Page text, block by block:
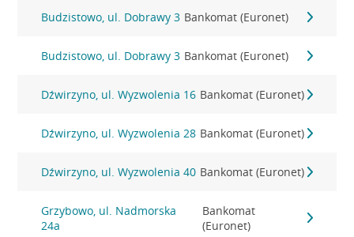
Budzistowo, ul. Dobrawy 3 Bankomat (Euronet)
Budzistowo, ul. Dobrawy 3 Bankomat (Euronet)
Dźwirzyno, ul. Wyzwolenia 16 Bankomat (Euronet)
Dźwirzyno, ul. Wyzwolenia 28 Bankomat (Euronet)
Dźwirzyno, ul. Wyzwolenia 40 Bankomat (Euronet)
Grzybowo, ul. Nadmorska
24a
Bankomat
(Euronet)